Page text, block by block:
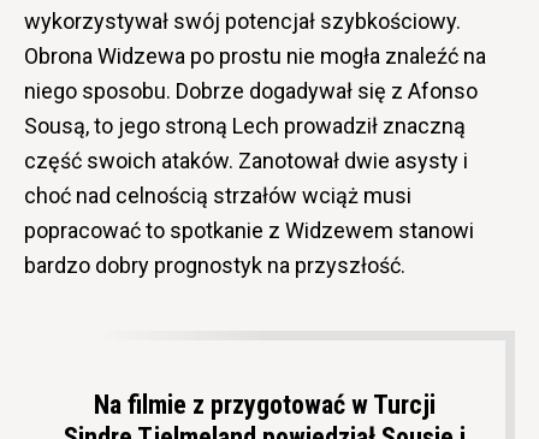
wykorzystywał swój potencjał szybkościowy.
Obrona Widzewa po prostu nie mogła znaleźć na
niego sposobu. Dobrze dogadywał się z Afonso
Sousą, to jego stroną Lech prowadził znaczną
część swoich ataków. Zanotował dwie asysty i
choć nad celnością strzałów wciąż musi
popracować to spotkanie z Widzewem stanowi
bardzo dobry prognostyk na przyszłość.
Na filmie z przygotować w Turcji